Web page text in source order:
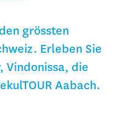
grössten
Erleben Sie
Vindonissa, die
Aabach.